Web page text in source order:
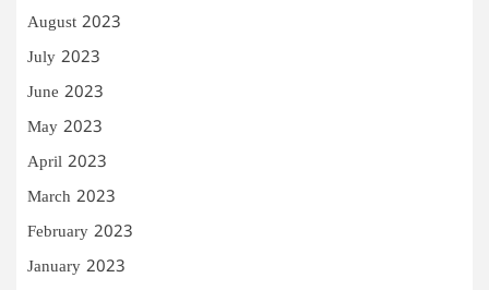
August 2023
July 2023
June 2023
May 2023
April 2023
March 2023
February 2023
January 2023